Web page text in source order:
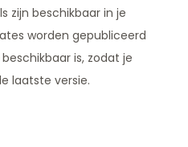
zijn beschikbaar in je
worden gepubliceerd
is, zodat je
laatste versie.